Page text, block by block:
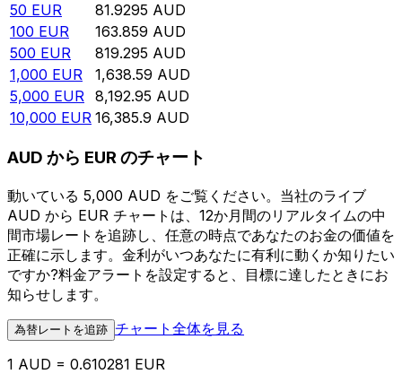
50 EUR 81.9295 AUD
100 EUR 163.859 AUD
500 EUR 819.295 AUD
1,000 EUR 1,638.59 AUD
5,000 EUR 8,192.95 AUD
10,000 EUR 16,385.9 AUD
AUD から EUR のチャート
動いている 5,000 AUD をご覧ください。当社のライブ
AUD から EUR チャートは、12か月間のリアルタイムの中
間市場レートを追跡し、任意の時点であなたのお金の価値を
正確に示します。金利がいつあなたに有利に動くか知りたい
ですか?料金アラートを設定すると、目標に達したときにお
知らせします。
為替レートを追跡 チャート全体を見る
1 AUD = 0.610281 EUR